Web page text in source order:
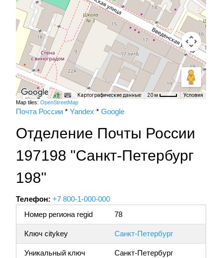
Картографические данные 20 м Условия
Map tiles: OpenStreetMap
Почта России * Yandex * Google
Отделение Почты России
197198 "Санкт-Петербург
198"
Телефон: +7 800-1-000-000
Номер региона regid
78
Ключ citykey Санкт-Петербург
Уникальный ключ
Санкт-Петербург